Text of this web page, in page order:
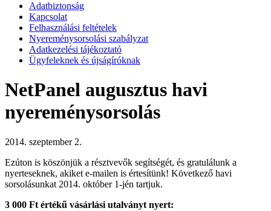
Adatbiztonság
Kapcsolat
Felhasználási feltételek
Nyereménysorsolási szabályzat
Adatkezelési tájékoztató
Ügyfeleknek és újságíróknak
NetPanel augusztus havi
nyereménysorsolás
2014. szeptember 2.
Ezúton is köszönjük a résztvevők segítségét, és gratulálunk a
nyerteseknek, akiket e-mailen is értesítünk! Következő havi
sorsolásunkat 2014. október 1-jén tartjuk.
3 000 Ft értékű vásárlási utalványt nyert: